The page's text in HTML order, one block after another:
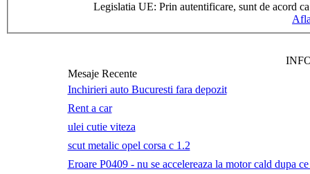
Legislatia UE: Prin autentificare, sunt de acord
Mesaje Recente
Inchirieri auto Bucuresti fara depozit
Rent a car
ulei cutie viteza
scut metalic opel corsa c 1.2
Eroare P0409 - nu se accelereaza la motor cald dupa